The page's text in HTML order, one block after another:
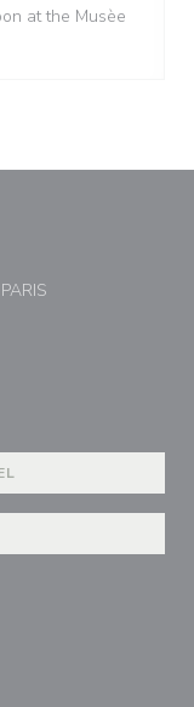
at the Musèe
in een nieuw
((opent in een